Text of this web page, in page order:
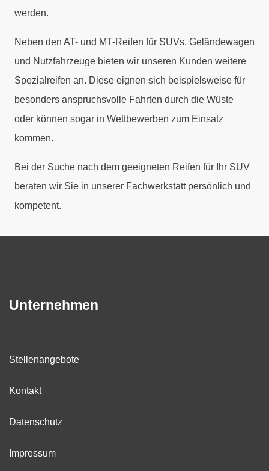
werden.
Neben den AT- und MT-Reifen für SUVs, Geländewagen
und Nutzfahrzeuge bieten wir unseren Kunden weitere
Spezialreifen an. Diese eignen sich beispielsweise für
besonders anspruchsvolle Fahrten durch die Wüste
oder können sogar in Wettbewerben zum Einsatz
kommen.
Bei der Suche nach dem geeigneten Reifen für Ihr SUV
beraten wir Sie in unserer Fachwerkstatt persönlich und
kompetent.
Unternehmen
Stellenangebote
Kontakt
Datenschutz
Impressum